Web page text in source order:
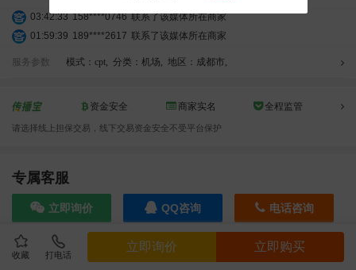
收藏 打电话
立即询价 立即购买
03:42:33 158****0746 联系了该媒体所在商家
01:59:39 189****2617 联系了该媒体所在商家
181****8167
01:50:54
192****2334
联系了该媒体所在商家
03:40:56 157****6971 联系了该媒体所在商家
04:09:07
11:44:28 130****3379
联系了该媒体所在商家
08:36:41 191****0991 联系了该媒体所在商家
05:24:34
联系了该媒体所在商家
06:11:20
166****9198 联系了该媒体所在商家
服务参数 模式：cpt, 分类：机场, 地区：成都市,
资金安全 商家实名 全程监管
请选择线上担保交易，线下交易资金安全不受平台保护
专属客服
立即询价 QQ咨询 电话咨询
效果截图